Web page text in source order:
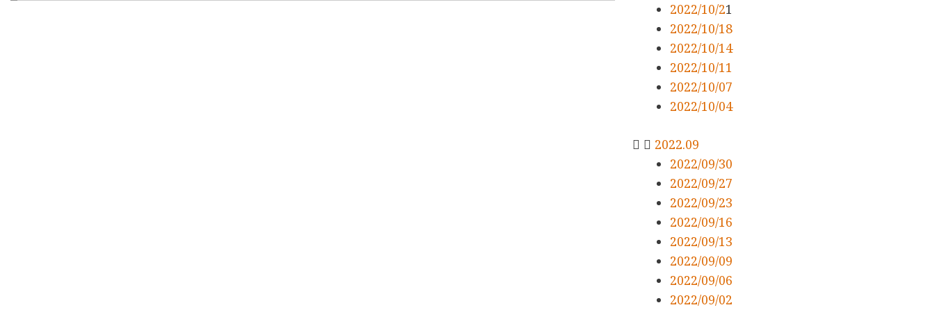
2022/10/21
2022/10/18
2022/10/14
2022/10/11
2022/10/07
2022/10/04
2022.09
2022/09/30
2022/09/27
2022/09/23
2022/09/16
2022/09/13
2022/09/09
2022/09/06
2022/09/02